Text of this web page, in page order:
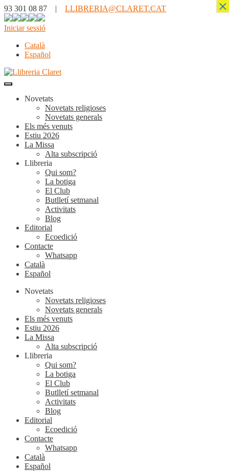
93 301 08 87 | LLIBRERIA@CLARET.CAT
Iniciar sessió
Català
Español
Novetats
Novetats religioses
Novetats generals
Els més venuts
Estiu 2026
La Missa
Alta subscripció
Llibreria
Qui som?
La botiga
El Club
Butlletí setmanal
Activitats
Blog
Editorial
Ecoedició
Contacte
Whatsapp
Català
Español
Novetats
Novetats religioses
Novetats generals
Els més venuts
Estiu 2026
La Missa
Alta subscripció
Llibreria
Qui som?
La botiga
El Club
Butlletí setmanal
Activitats
Blog
Editorial
Ecoedició
Contacte
Whatsapp
Català
Español
×